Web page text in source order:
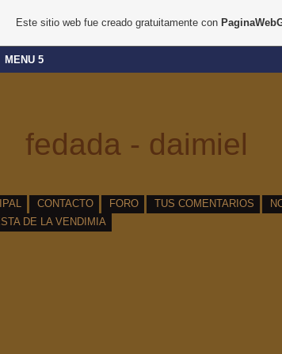
MENU 5
fedada - daimiel
CONTACTO FORO TUS COMENTARIOS
DE LA VENDIMIA
Este sitio web fue creado gratuitamente con